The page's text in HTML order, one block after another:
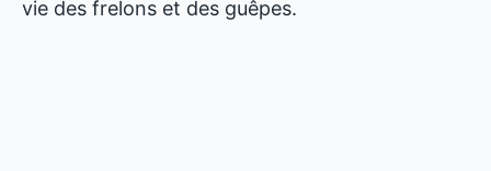
vie des frelons et des guêpes.